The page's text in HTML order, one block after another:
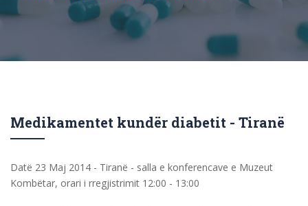
Medikamentet kundër diabetit - Tiranë
Datë 23 Maj 2014 - Tiranë - salla e konferencave e Muzeut
Kombëtar, orari i rregjistrimit 12:00 - 13:00